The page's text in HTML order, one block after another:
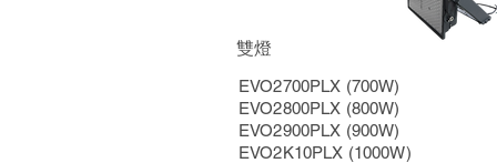
雙燈
EVO2700PLX (700W)
EVO2800PLX (800W)
EVO2900PLX (900W)
EVO2K10PLX (1000W)